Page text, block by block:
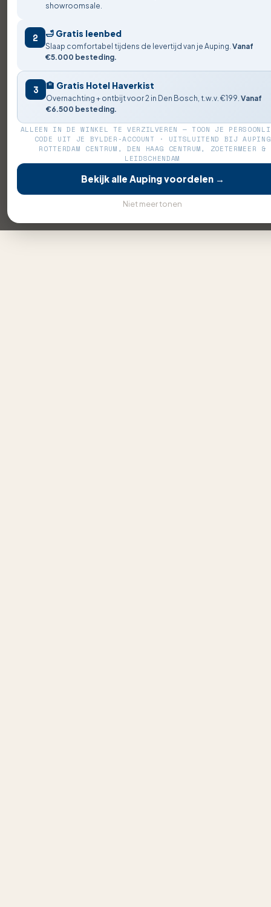
showroomsale.
2 🛁 Gratis leenbed
Slaap comfortabel tijdens de levertijd van je Auping. Vanaf
€5.000 besteding.
3 🏨 Gratis Hotel Haverkist
Overnachting + ontbijt voor 2 in Den Bosch, t.w.v. €199. Vanaf
€6.500 besteding.
ALLEEN IN DE WINKEL TE VERZILVEREN — TOON JE
CODE UIT JE BYLDER-ACCOUNT · UITSLUITEND BIJ AUPING
ROTTERDAM CENTRUM, DEN HAAG CENTRUM, ZOETERMEER &
LEIDSCHENDAM
Bekijk alle Auping voordelen →
Niet meer tonen